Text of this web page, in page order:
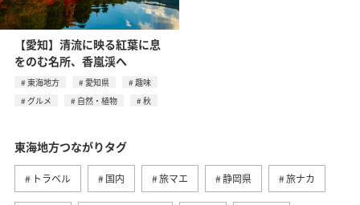
【愛知】清流に映る紅葉に息
をのむ名所、⾹嵐渓へ
東海地方 愛知県
趣味
グルメ
自然・植物 秋
東海地方つながりタグ
トラベル 国内 旅マエ 静岡県 旅ナカ